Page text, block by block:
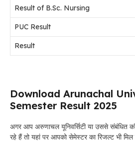
Result of B.Sc. Nursing
PUC Result
Result
Download Arunachal
Semester Result 2025
अगर आप अरुणाचल यूनिवर्सिटी या उससे संबंधित
रहे हैं तो यहां पर आपको सेमेस्टर का रिजल्ट भी